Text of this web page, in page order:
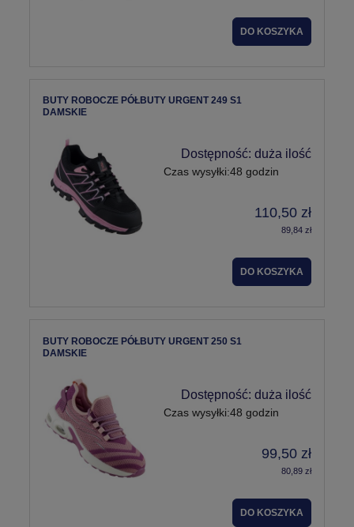
DO KOSZYKA
BUTY ROBOCZE PÓŁBUTY URGENT 249 S1
DAMSKIE
Dostępność: duża ilość
Czas wysyłki:48 godzin
110,50 zł
89,84 zł
DO KOSZYKA
BUTY ROBOCZE PÓŁBUTY URGENT 250 S1
DAMSKIE
Dostępność: duża ilość
Czas wysyłki:48 godzin
99,50 zł
80,89 zł
DO KOSZYKA